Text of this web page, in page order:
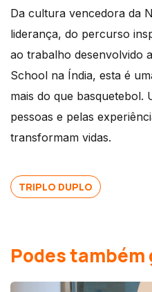
Da cultura vencedora da
liderança, do percurso
ao trabalho desenvolvido
School na Índia, esta é
mais do que basquetebol.
pessoas e pelas
transformam vidas.
TRIPLO DUPLO
Podes